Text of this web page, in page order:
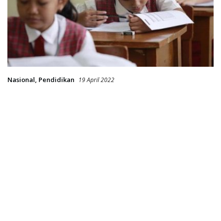
Nasional, Pendidikan 19 April 2022